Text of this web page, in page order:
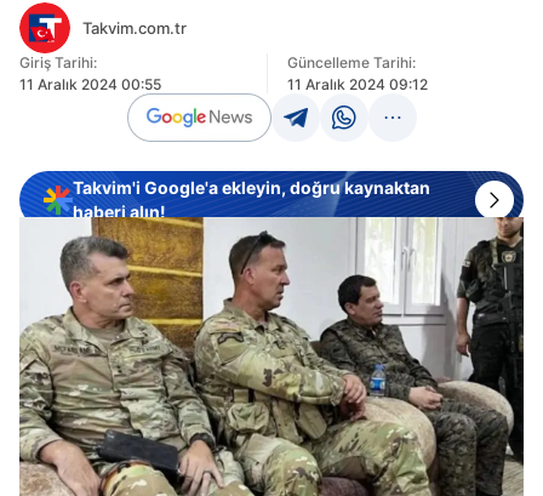
Takvim.com.tr
Giriş Tarihi:
11 Aralık 2024 00:55
Güncelleme Tarihi:
11 Aralık 2024 09:12
Takvim'i Google'a ekleyin, doğru kaynaktan
haberi alın!